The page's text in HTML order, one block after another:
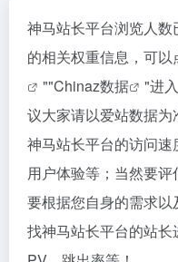
神马站长平台浏览人
的相关权重信息，可以
""Chinaz数据
"进
议大家请以爱站数据为
神马站长平台的访问速
用户体验等；当然要
要根据您自身的需求
找神马站长平台的站长